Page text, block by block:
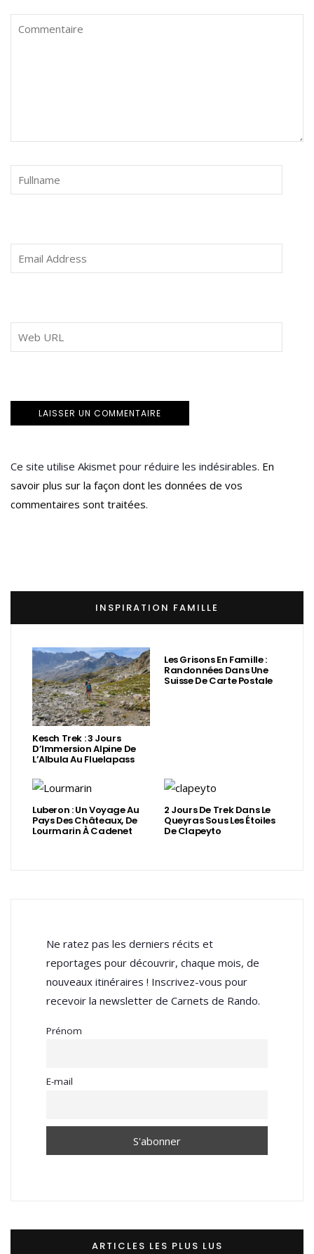
Ce site utilise Akismet pour réduire les indésirables. En
savoir plus sur la façon dont les données de vos
commentaires sont traitées.
INSPIRATION FAMILLE
Kesch Trek : 3 Jours
D’Immersion Alpine De
L’Albula Au Fluelapass
Les Grisons En Famille :
Randonnées Dans Une
Suisse De Carte Postale
Luberon : Un Voyage Au
Pays Des Châteaux, De
Lourmarin À Cadenet
2 Jours De Trek Dans Le
Queyras Sous Les Étoiles
De Clapeyto
Ne ratez pas les derniers récits et
reportages pour découvrir, chaque mois, de
nouveaux itinéraires ! Inscrivez-vous pour
recevoir la newsletter de Carnets de Rando.
Prénom
E-mail
ARTICLES LES PLUS LUS